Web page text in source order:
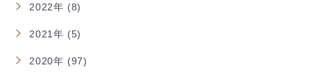
2022年 (8)
2021年 (5)
2020年 (97)